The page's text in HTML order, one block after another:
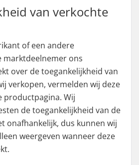
van verkochte
of een andere
ons
over de toegankelijkheid van
verkopen, vermelden wij deze
productpagina. Wij
de toegankelijkheid van de
onafhankelijk, dus kunnen wij
weergeven wanneer deze